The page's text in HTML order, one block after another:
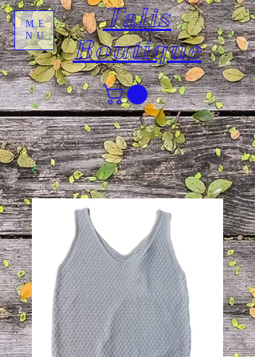
Talis
Boutique
ME
NU